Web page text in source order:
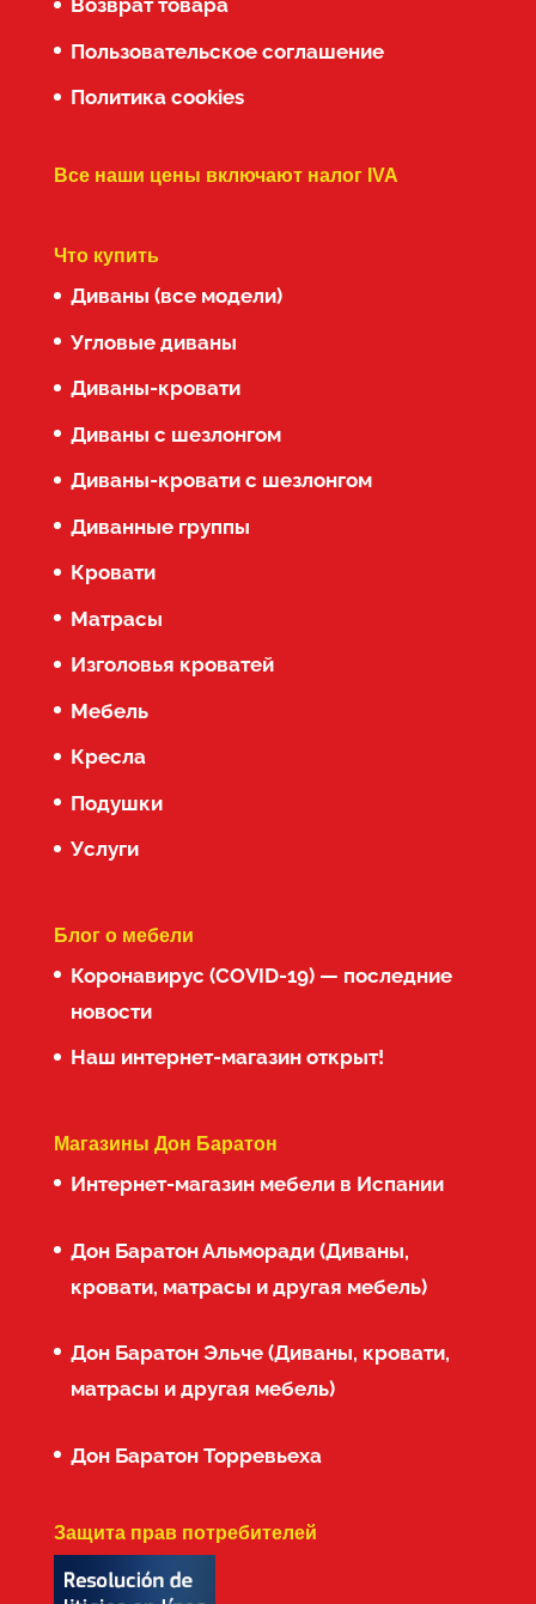
Возврат товара
Пользовательское соглашение
Политика cookies
Все наши цены включают налог IVA
Что купить
Диваны (все модели)
Угловые диваны
Диваны-кровати
Диваны с шезлонгом
Диваны-кровати с шезлонгом
Диванные группы
Кровати
Матрасы
Изголовья кроватей
Мебель
Кресла
Подушки
Услуги
Блог о мебели
Коронавирус (COVID-19) — последние
новости
Наш интернет-магазин открыт!
Магазины Дон Баратон
Интернет-магазин мебели в Испании
Дон Баратон Альморади (Диваны,
кровати, матрасы и другая мебель)
Дон Баратон Эльче (Диваны, кровати,
матрасы и другая мебель)
Дон Баратон Торревьеха
Защита прав потребителей